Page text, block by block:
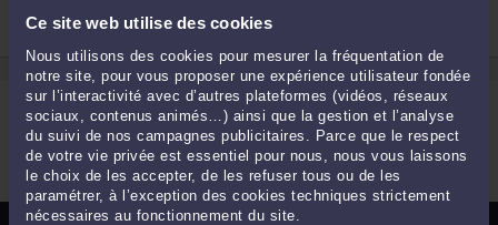
Ce site web utilise des cookies
Nous utilisons des cookies pour mesurer la fréquentation de
notre site, pour vous proposer une expérience utilisateur fondée
sur l’interactivité avec d’autres plateformes (vidéos, réseaux
sociaux, contenus animés…) ainsi que la gestion et l’analyse
du suivi de nos campagnes publicitaires. Parce que le respect
de votre vie privée est essentiel pour nous, nous vous laissons
le choix de les accepter, de les refuser tous ou de les
paramétrer, à l’exception des cookies techniques strictement
nécessaires au fonctionnement du site.
1 patrimoine
Droit pénal